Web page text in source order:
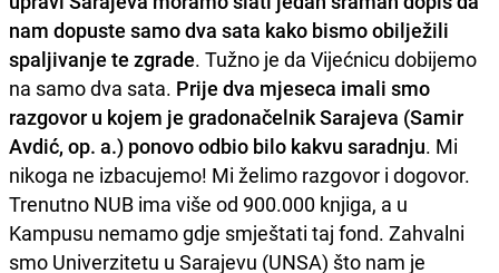
nam dopuste samo dva sata kako bismo obilježili
spaljivanje te zgrade. Tužno je da Vijećnicu dobijemo
na samo dva sata. Prije dva mjeseca imali smo
razgovor u kojem je gradonačelnik Sarajeva (Samir
Avdić, op. a.) ponovo odbio bilo kakvu saradnju. Mi
nikoga ne izbacujemo! Mi želimo razgovor i dogovor.
Trenutno NUB ima više od 900.000 knjiga, a u
Kampusu nemamo gdje smještati taj fond. Zahvalni
smo Univerzitetu u Sarajevu (UNSA) što nam je